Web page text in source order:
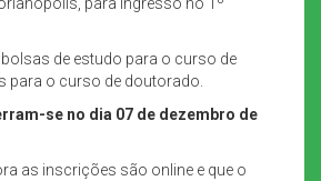
de estudo para o curso de
para o curso de doutorado.
se no dia 07 de dezembro de
as inscrições são online e que o